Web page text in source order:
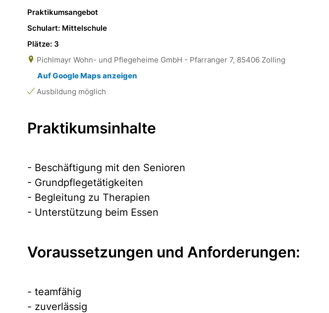
Praktikumsangebot
Schulart: Mittelschule
Plätze: 3
Pichlmayr Wohn- und Pflegeheime GmbH - Pfarranger 7, 85406 Zolling
Auf Google Maps anzeigen
Ausbildung möglich
Praktikumsinhalte
- Beschäftigung mit den Senioren
- Grundpflegetätigkeiten
- Begleitung zu Therapien
- Unterstützung beim Essen
Voraussetzungen und Anforderungen:
- teamfähig
- zuverlässig